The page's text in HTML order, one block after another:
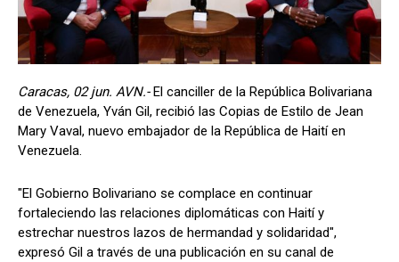
Caracas, 02 jun. AVN.-El canciller de la República Bolivariana
de Venezuela, Yván Gil, recibió las Copias de Estilo de Jean
Mary Vaval, nuevo embajador de la República de Haití en
Venezuela.
"El Gobierno Bolivariano se complace en continuar
fortaleciendo las relaciones diplomáticas con Haití y
estrechar nuestros lazos de hermandad y solidaridad",
expresó Gil a través de una publicación en su canal de